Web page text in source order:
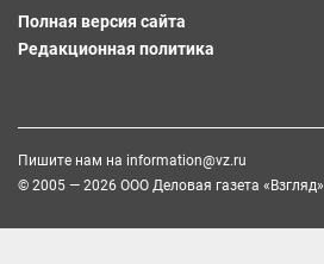
Полная версия сайта
Редакционная политика
Пишите нам на information@vz.ru
© 2005 — 2026 ООО Деловая газета «Взгляд»